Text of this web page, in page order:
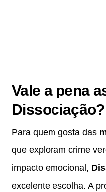
Vale a pena
Dissociação?
Para quem gosta das
que exploram crime
impacto emocional,
excelente escolha. A